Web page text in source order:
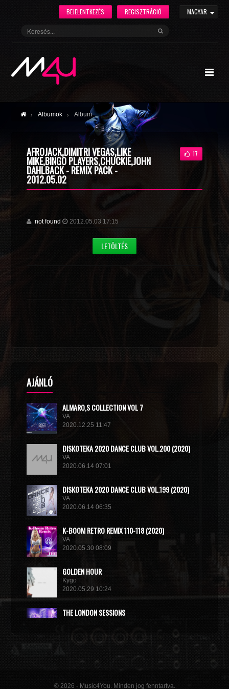
MAGYAR
REGISZTRÁCIÓ
BEJELENTKEZÉS
Albumok Album
AFROJACK,DIMITRI VEGAS,LIKE
MIKE,BINGO PLAYERS,CHUCKIE,JOHN
DAHLBACK - REMIX PACK -
2012.05.02
17
not found 2012.05.03 17:15
LETÖLTÉS
AJÁNLÓ
ALMARO,S COLLECTION VOL 7
VA
2020.12.25 11:47
DISКОТЕКА 2020 DANCE CLUB VOL.200 (2020)
VA
2020.06.14 07:01
DISКОТЕКА 2020 DANCE CLUB VOL.199 (2020)
VA
2020.06.14 06:35
K-BOOM RETRO REMIX 110-118 (2020)
VA
2020.05.30 08:09
GOLDEN HOUR
Kygo
2020.05.29 10:24
THE LONDON SESSIONS
© 2026 - Music4You. Minden jog fenntartva.